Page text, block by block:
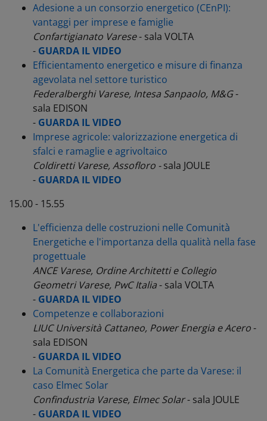
Adesione a un consorzio energetico (CEnPI):
vantaggi per imprese e famiglie
Confartigianato Varese- sala VOLTA
- GUARDA IL VIDEO
Efficientamento energetico e misure di finanza
agevolata nel settore turistico
Federalberghi Varese, Intesa Sanpaolo, M&G-
sala EDISON
- GUARDA IL VIDEO
Imprese agricole: valorizzazione energetica di
sfalci e ramaglie e agrivoltaico
Coldiretti Varese, Assofloro -sala JOULE
- GUARDA IL VIDEO
15.00 - 15.55
L'efficienza delle costruzioni nelle Comunità
Energetiche e l'importanza della qualità nella fase
progettuale
ANCE Varese, Ordine Architetti e Collegio
Geometri Varese, PwC Italia- sala VOLTA
- GUARDA IL VIDEO
Competenze e collaborazioni
LIUC Università Cattaneo, Power Energia e Acero-
sala EDISON
- GUARDA IL VIDEO
La Comunità Energetica che parte da Varese: il
caso Elmec Solar
Confindustria Varese, Elmec Solar- sala JOULE
- GUARDA IL VIDEO